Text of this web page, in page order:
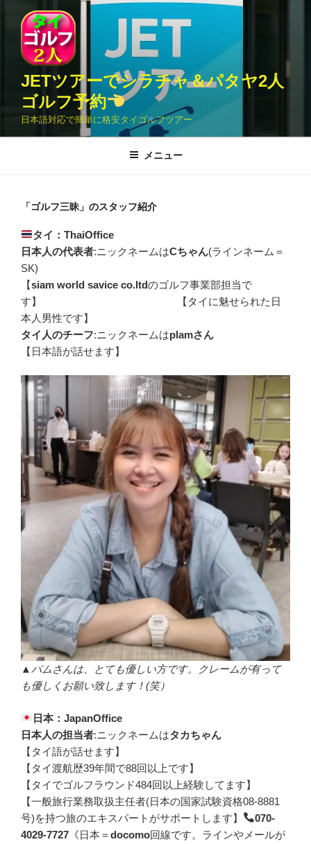
ッ
JETツアーでシラチャ＆パタヤ2人
ゴルフ予約
日本語対応で簡単に格安タイゴルフツアー
メニュー
「ゴルフ三昧」のスタッフ紹介
タイ：ThaiOffice
日本人の代表者:ニックネームはCちゃん(ラインネーム＝
SK)
【siam world savice co.ltdのゴルフ事業部担当で
す】 【タイに魅せられた日
本人男性です】
タイ人のチーフ:ニックネームはplamさん
【日本語が話せます】
▲パムさんは、とても優しい方です。クレームが有って
も優しくお願い致します！(笑）
日本：JapanOffice
日本人の担当者:ニックネームはタカちゃん
【タイ語が話せます】
【タイ渡航歴39年間で88回以上です】
【タイでゴルフラウンド484回以上経験してます】
【一般旅行業務取扱主任者(日本の国家試験資格08-8881
号)を持つ旅のエキスパートがサポートします】
070-
4029-7727 《日本＝docomo回線です。ラインやメールが